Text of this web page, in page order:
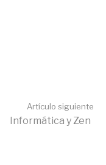
Artículo siguiente
Informática y Zen